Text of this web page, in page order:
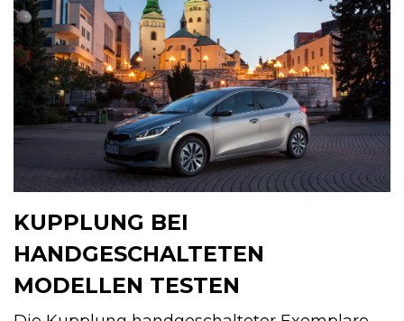
KUPPLUNG BEI
HANDGESCHALTETEN
MODELLEN TESTEN